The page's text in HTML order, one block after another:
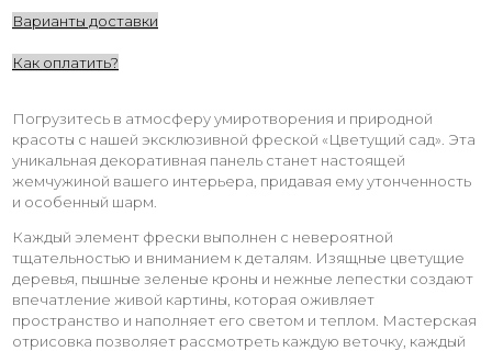
Варианты доставки
Как оплатить?
Погрузитесь в атмосферу умиротворения и природной
красоты с нашей эксклюзивной фреской «Цветущий сад». Эта
уникальная декоративная панель станет настоящей
жемчужиной вашего интерьера, придавая ему утонченность
и особенный шарм.
Каждый элемент фрески выполнен с невероятной
тщательностью и вниманием к деталям. Изящные цветущие
деревья, пышные зеленые кроны и нежные лепестки создают
впечатление живой картины, которая оживляет
пространство и наполняет его светом и теплом. Мастерская
отрисовка позволяет рассмотреть каждую веточку, каждый